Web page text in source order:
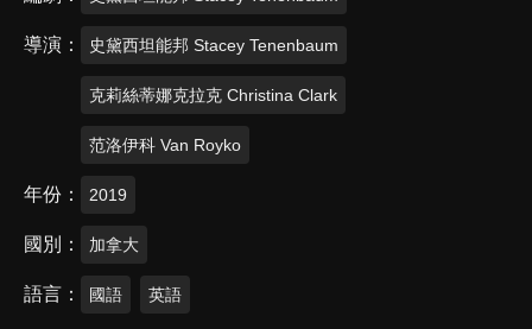
導演 史黛西坦能邦 Stacey Tenenbaum
克莉絲蒂娜克拉克 Christina Clark
范洛伊科 Van Royko
年份 2019
國別 加拿大
語言 國語 英語